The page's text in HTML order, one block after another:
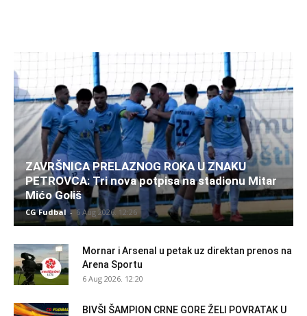
ZAVRŠNICA PRELAZNOG ROKA U ZNAKU
PETROVCA: Tri nova potpisa na stadionu Mitar
Mićo Goliš
CG Fudbal - 6 Aug 2026. 12:26
Mornar i Arsenal u petak uz direktan prenos na
Arena Sportu
6 Aug 2026. 12:20
BIVŠI ŠAMPION CRNE GORE ŽELI POVRATAK U